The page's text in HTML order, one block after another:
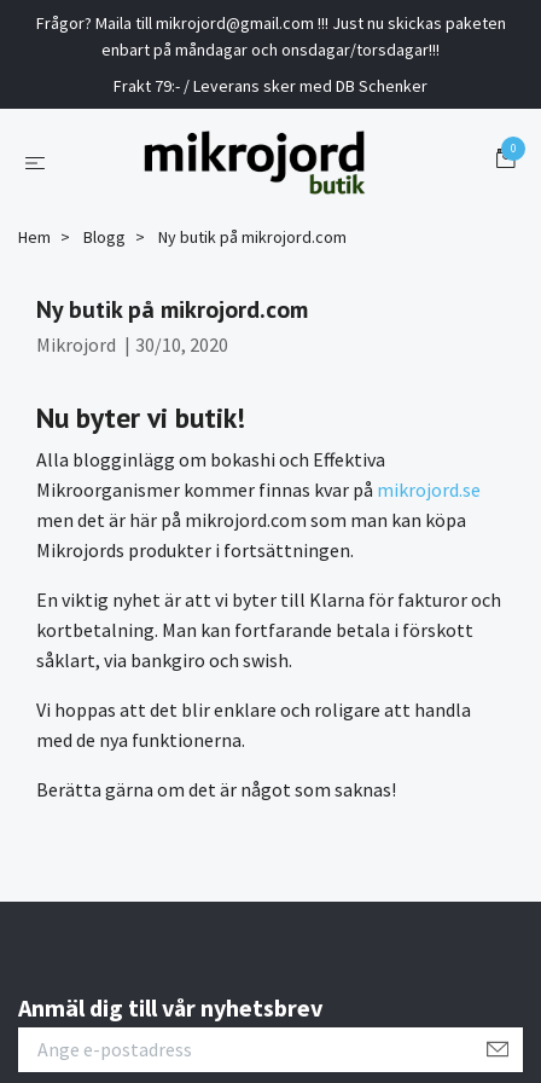
Frågor? Maila tillmikrojord@gmail.com !!! Just nu skickas paketen
enbart på måndagar och onsdagar/torsdagar!!!
Frakt 79:- / Leverans sker med DB Schenker
0
Hem Blogg Ny butik på mikrojord.com
Ny butik på mikrojord.com
Mikrojord | 30/10, 2020
Nu byter vi butik!
Alla blogginlägg om bokashi och Effektiva
Mikroorganismer kommer finnas kvar på mikrojord.se
men det är här på mikrojord.com som man kan köpa
Mikrojords produkter i fortsättningen.
En viktig nyhet är att vi byter till Klarna för fakturor och
kortbetalning. Man kan fortfarande betala i förskott
såklart, via bankgiro och swish.
Vi hoppas att det blir enklare och roligare att handla
med de nya funktionerna.
Berätta gärna om det är något som saknas!
Anmäl dig till vår nyhetsbrev